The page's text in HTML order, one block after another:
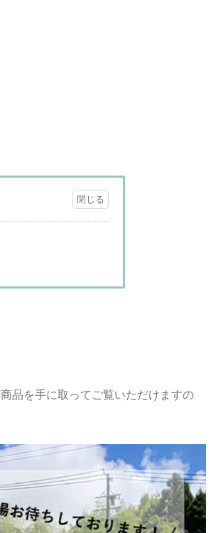
品を手に取ってご覧いただけますの